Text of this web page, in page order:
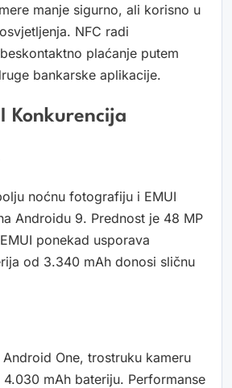
manje sigurno, ali korisno u
NFC radi
plaćanje putem
bankarske aplikacije.
Konkurencija
noćnu fotografiju i EMUI
Androidu 9. Prednost je 48 MP
ponekad usporava
od 3.340 mAh donosi sličnu
One, trostruku kameru
mAh bateriju. Performanse